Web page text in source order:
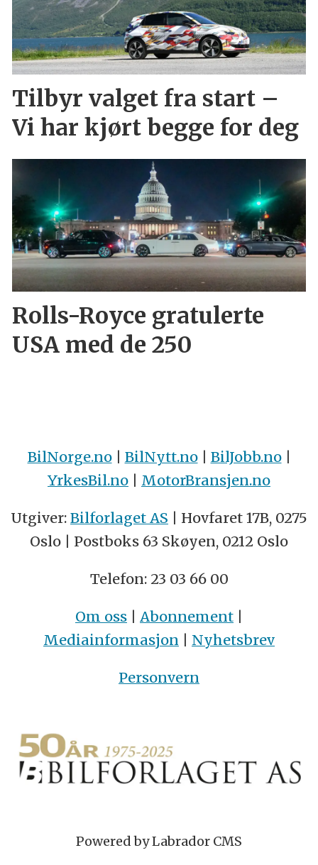
Tilbyr valget fra start –
Vi har kjørt begge for deg
Rolls-Royce gratulerte
USA med de 250
BilNorge.no| BilNytt.no| BilJobb.no|
YrkesBil.no | MotorBransjen.no
Utgiver: Bilforlaget AS | Hovfaret 17B, 0275
Oslo | Postboks 63 Skøyen, 0212 Oslo
Telefon: 23 03 66 00
Om oss | Abonnement |
Mediainformasjon | Nyhetsbrev
Personvern
Powered by Labrador CMS